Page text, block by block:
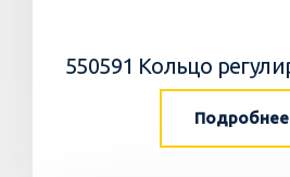
Подробнее